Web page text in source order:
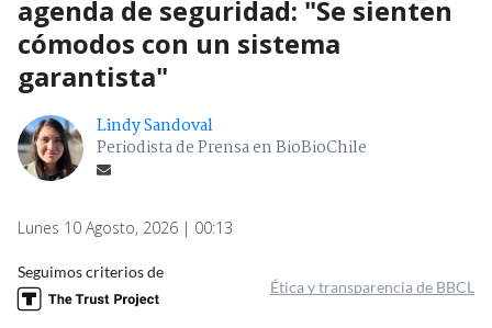
agenda de seguridad: "Se sienten
cómodos con un sistema
garantista"
Lindy Sandoval
Periodista de Prensa en BioBioChile
Lunes 10 Agosto, 2026 | 00:13
Seguimos criterios de
Ética y transparencia de BBCL